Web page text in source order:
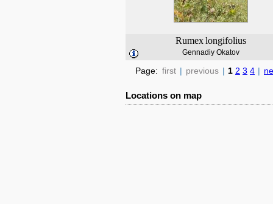
Rumexlongifolius
Gennadiy Okatov
Page: first | previous | 1 2 3 4 |
Locations on map